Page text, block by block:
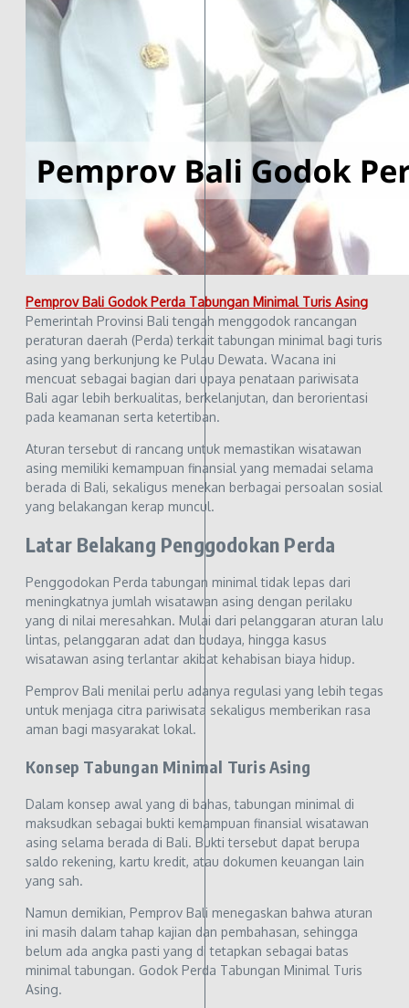
Pemprov Bali Godok Perda Tabungan Minimal Turis Asing
Pemerintah Provinsi Bali tengah menggodok rancangan
peraturan daerah (Perda) terkait tabungan minimal bagi turis
asing yang berkunjung ke Pulau Dewata. Wacana ini
mencuat sebagai bagian dari upaya penataan pariwisata
Bali agar lebih berkualitas, berkelanjutan, dan berorientasi
pada keamanan serta ketertiban.
Aturan tersebut di rancang untuk memastikan wisatawan
asing memiliki kemampuan finansial yang memadai selama
berada di Bali, sekaligus menekan berbagai persoalan sosial
yang belakangan kerap muncul.
Latar Belakang Penggodokan Perda
Penggodokan Perda tabungan minimal tidak lepas dari
meningkatnya jumlah wisatawan asing dengan perilaku
yang di nilai meresahkan. Mulai dari pelanggaran aturan lalu
lintas, pelanggaran adat dan budaya, hingga kasus
wisatawan asing terlantar akibat kehabisan biaya hidup.
Pemprov Bali menilai perlu adanya regulasi yang lebih tegas
untuk menjaga citra pariwisata sekaligus memberikan rasa
aman bagi masyarakat lokal.
Konsep Tabungan Minimal Turis Asing
Dalam konsep awal yang di bahas, tabungan minimal di
maksudkan sebagai bukti kemampuan finansial wisatawan
asing selama berada di Bali. Bukti tersebut dapat berupa
saldo rekening, kartu kredit, atau dokumen keuangan lain
yang sah.
Namun demikian, Pemprov Bali menegaskan bahwa aturan
ini masih dalam tahap kajian dan pembahasan, sehingga
belum ada angka pasti yang di tetapkan sebagai batas
minimal tabungan. Godok Perda Tabungan Minimal Turis
Asing.